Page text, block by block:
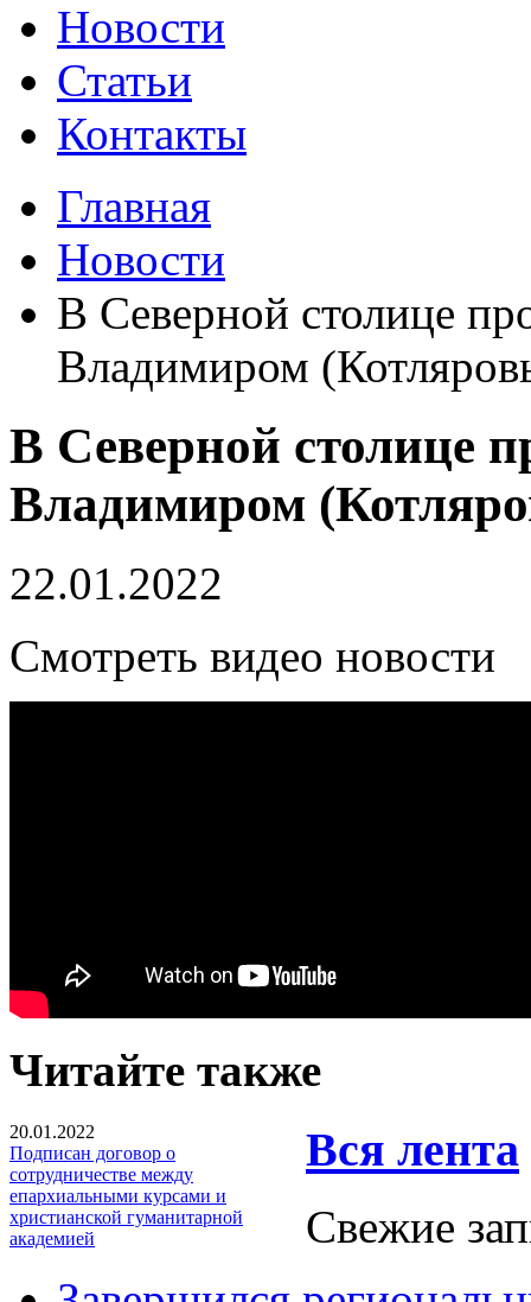
Новости
Статьи
Контакты
Главная
Новости
В Северной столице
Владимиром
В Северной столице
Владимиром
22.01.2022
Смотреть видео новости
Читайте также
20.01.2022
Подписан договор о
сотрудничестве между
епархиальными курсами и
христианской гуманитарной
академией
Вся лента
Свежие